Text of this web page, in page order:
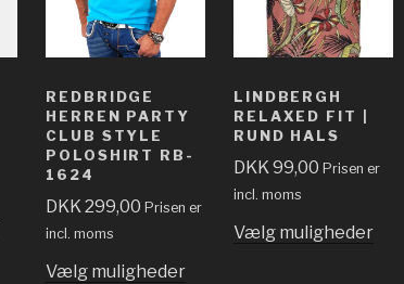
REDBRIDGE
HERREN PARTY
CLUB STYLE
POLOSHIRT RB-
1624
DKK299,00 Prisen er
incl. moms
Vælg muligheder
LINDBERGH
RELAXED FIT |
RUND HALS
DKK99,00 Prisen er
incl. moms
Vælg muligheder